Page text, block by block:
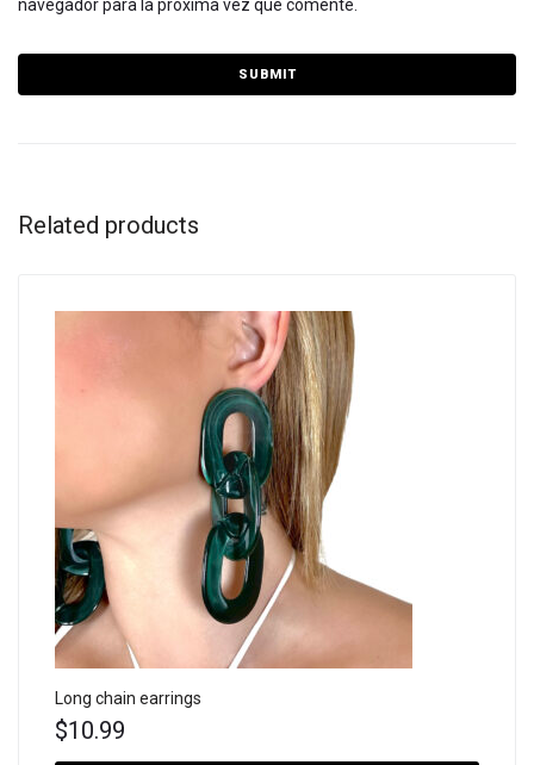
navegador para la próxima vez que comente.
Related products
Long chain earrings
$10.99